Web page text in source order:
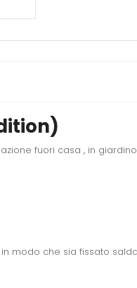
fuori casa , in
modo che sia fissato